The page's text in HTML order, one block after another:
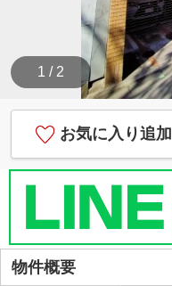
1 / 2
お気に入り追加
物件概要